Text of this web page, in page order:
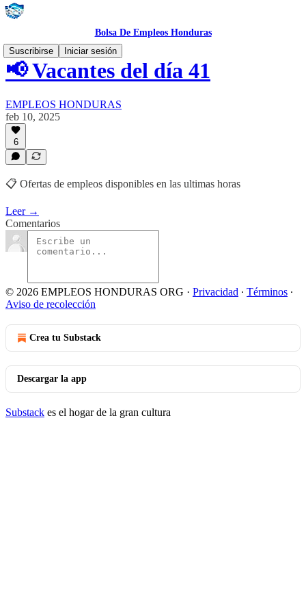
Bolsa De Empleos Honduras
Suscribirse
Iniciar sesión
📢 Vacantes del día 41
EMPLEOS HONDURAS
feb 10, 2025
6
📋 Ofertas de empleos disponibles en las ultimas horas
Leer →
Comentarios
© 2026 EMPLEOS HONDURAS ORG · Privacidad ∙ Términos ∙
Aviso de recolección
Crea tu Substack
Descargar la app
Substack es el hogar de la gran cultura